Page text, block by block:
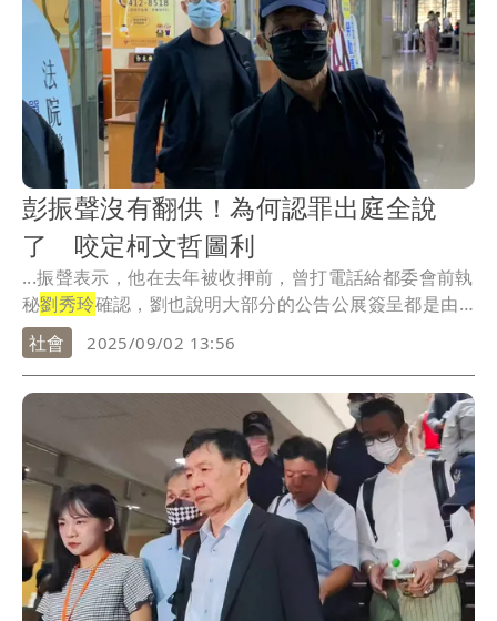
彭振聲沒有翻供！為何認罪出庭全說
了 咬定柯文哲圖利
...振聲表示，他在去年被收押前，曾打電話給都委會前執
秘劉秀玲確認，劉也說明大部分的公告公展簽呈都是由
他決...
社會 2025/09/02 13:56